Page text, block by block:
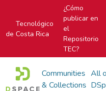
Tecnológico
de Costa Rica
¿Cómo
publicar en
el
Repositorio
TEC?
Communities
& Collections
All